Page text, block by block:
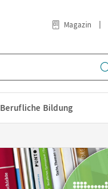
Magazin
Berufliche Bildung